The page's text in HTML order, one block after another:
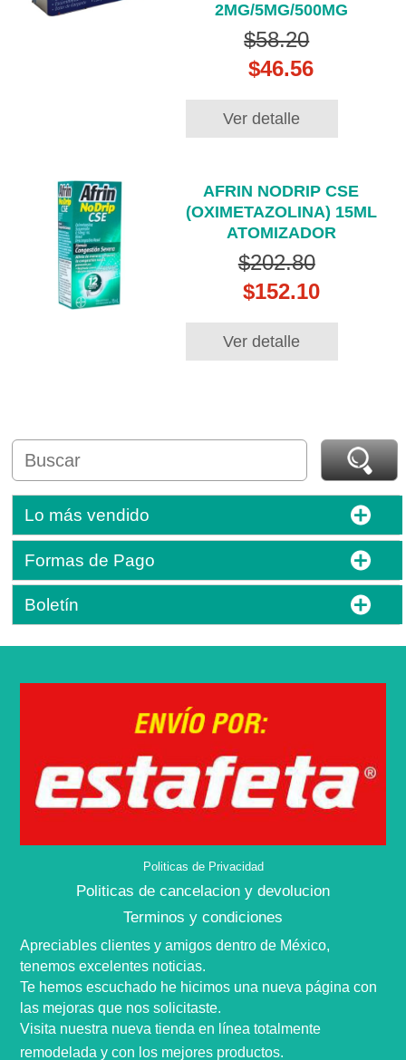
2MG/5MG/500MG
$58.20
$46.56
Ver detalle
AFRIN NODRIP CSE
(OXIMETAZOLINA) 15ML
ATOMIZADOR
$202.80
$152.10
Ver detalle
Lo más vendido
Formas de Pago
Boletín
Politicas de Privacidad
Politicas de cancelacion y devolucion
Terminos y condiciones
Apreciables clientes y amigos dentro de México,
tenemos excelentes noticias.
Te hemos escuchado he hicimos una nueva página con
las mejoras que nossolicitaste.
Visita nuestra nueva tienda en línea totalmente
remodelada y con los mejores productos.